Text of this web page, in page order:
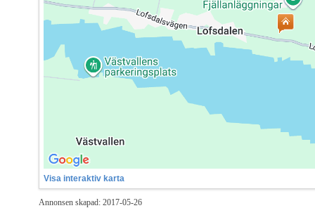
Visa interaktiv karta
Annonsen skapad: 2017-05-26